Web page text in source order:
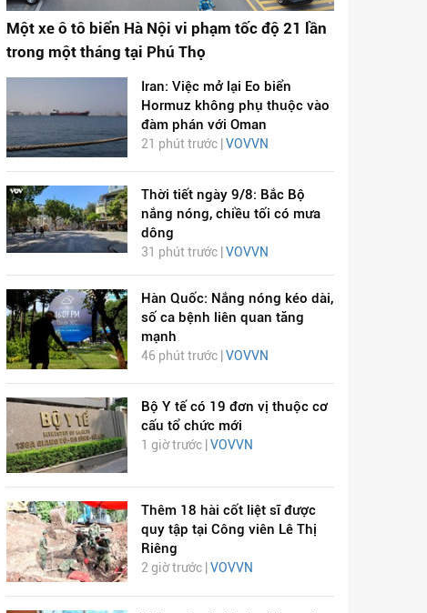
Một xe ô tô biển Hà Nội vi phạm tốc độ 21 lần
trong một tháng tại Phú Thọ
Iran: Việc mở lại Eo biển
Hormuz không phụ thuộc vào
đàm phán với Oman
21 phút trước |VOVVN
Thời tiết ngày 9/8: Bắc Bộ
nắng nóng, chiều tối có mưa
dông
31 phút trước | VOVVN
Hàn Quốc: Nắng nóng kéo dài,
số ca bệnh liên quan tăng
mạnh
46 phút trước | VOVVN
Bộ Y tế có 19 đơn vị thuộc cơ
cấu tổ chức mới
1 giờ trước | VOVVN
Thêm 18 hài cốt liệt sĩ được
quy tập tại Công viên Lê Thị
Riêng
2 giờ trước | VOVVN